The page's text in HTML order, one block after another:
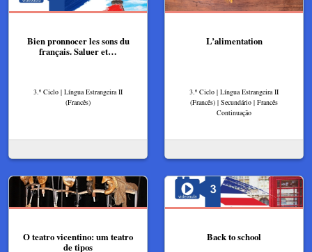
Bien pronnocer les sons du
français. Saluer et…
3.º Ciclo | Língua Estrangeira II
(Francês)
L’alimentation
3.º Ciclo | Língua Estrangeira II
(Francês) | Secundário | Francês
Continuação
O teatro vicentino: um teatro
de tipos
Back to school